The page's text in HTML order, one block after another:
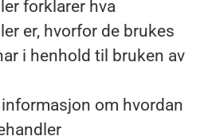
forklarer hva
er, hvorfor de brukes
i henhold til bruken av
om hvordan